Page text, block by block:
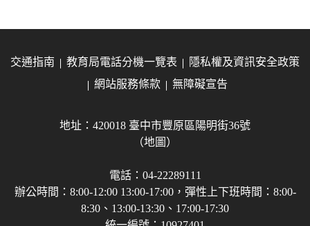
交通指南 教育局電話分機一覽表
隱私權及資訊安全政策
網站服務條款
無障礙宣告
地址：420018 臺中市豐原區陽明街36號
（地圖）
電話：04-22289111
辦公時間：8:00-12:00 13:00-17:00，彈性上下班時間：8:00-
8:30、13:00-13:30、17:00-17:30